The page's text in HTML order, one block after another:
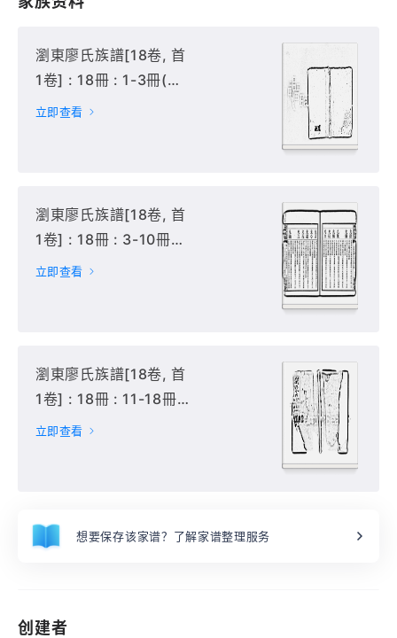
瀏東廖氏族譜[18卷, 首
1卷] : 18冊 : 1-3冊(卷
首, 卷1-3),
立即查看
瀏東廖氏族譜[18卷, 首
1卷] : 18冊 : 3-10冊
(卷3-10),
立即查看
瀏東廖氏族譜[18卷, 首
1卷] : 18冊 : 11-18冊
(卷11-18),
立即查看
想要保存该家谱？了解家谱整理服务
创建者